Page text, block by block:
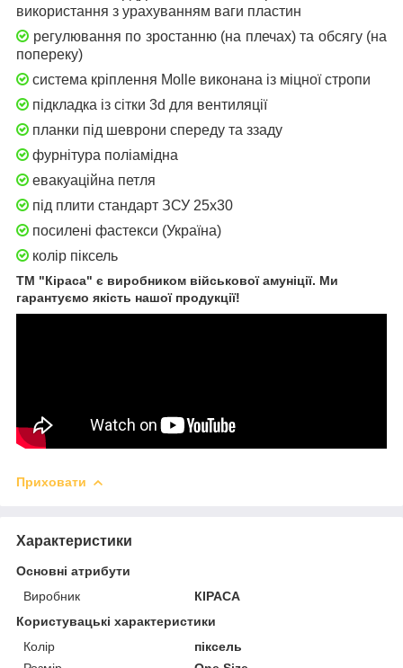
використання з урахуванням ваги пластин
регулювання по зростанню (на плечах) та обсягу (на
попереку)
система кріплення Molle виконана із міцної стропи
підкладка із сітки 3d для вентиляції
планки під шеврони спереду та ззаду
фурнітура поліамідна
евакуаційна петля
під плити стандарт ЗСУ 25х30
посилені фастекси (Україна)
колір піксель
ТМ "Кіраса" є виробником військової амуніції. Ми
гарантуємо якість нашої продукції!
Приховати
Характеристики
Основні атрибути
Виробник
КІРАСА
Користувацькі характеристики
Колір
піксель